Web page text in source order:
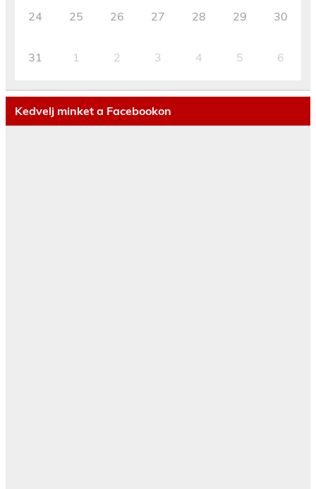
24 25 26 27 28 29 30
31 1 2 3 4 5 6
Kedvelj minket a Facebookon